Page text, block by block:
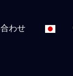
わせ